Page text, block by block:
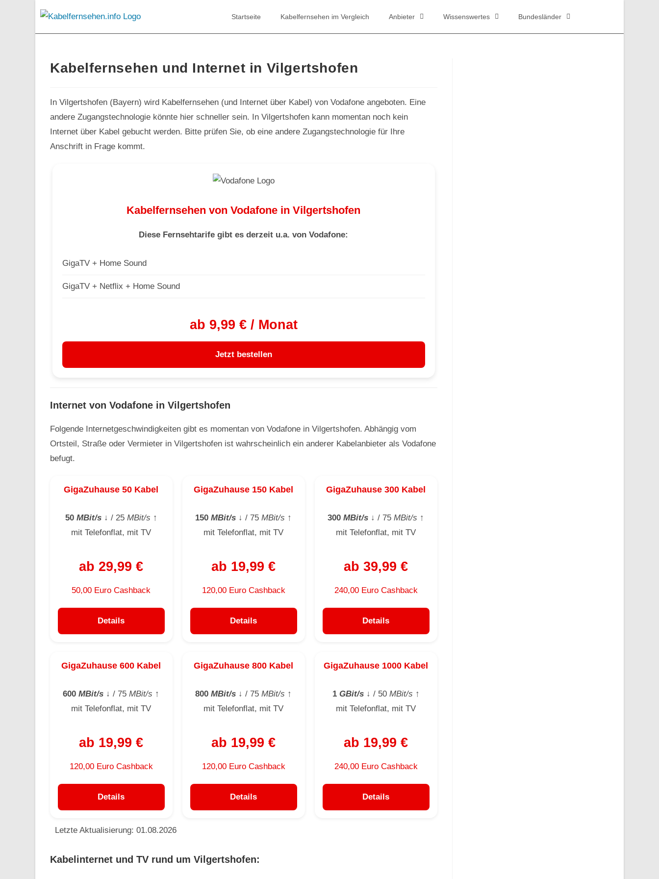
Startseite Kabelfernsehen im Vergleich Anbieter Wissenswertes Bundesländer
Kabelfernsehen und Internet in Vilgertshofen
In Vilgertshofen (Bayern) wird Kabelfernsehen (und Internet über Kabel) von Vodafone angeboten. Eine
andere Zugangstechnologie könnte hier schneller sein. In Vilgertshofen kann momentan noch kein
Internet über Kabel gebucht werden. Bitte prüfen Sie, ob eine andere Zugangstechnologie für Ihre
Anschrift in Frage kommt.
Kabelfernsehen von Vodafone in Vilgertshofen
Diese Fernsehtarife gibt es derzeit u.a. von Vodafone:
GigaTV + Home Sound
GigaTV + Netflix + Home Sound
ab 9,99 € / Monat
Jetzt bestellen
Internet von Vodafone in Vilgertshofen
Folgende Internetgeschwindigkeiten gibt es momentan von Vodafone in Vilgertshofen. Abhängig vom
Ortsteil, Straße oder Vermieter in Vilgertshofen ist wahrscheinlich ein anderer Kabelanbieter als Vodafone
befugt.
GigaZuhause 50 Kabel
50MBit/s↓ / 25MBit/s ↑
mit Telefonflat, mit TV
ab 29,99 €
50,00 Euro Cashback
Details
GigaZuhause 150 Kabel
150 MBit/s ↓ / 75 MBit/s ↑
mit Telefonflat, mit TV
ab 19,99 €
120,00 Euro Cashback
Details
GigaZuhause 300 Kabel
300 MBit/s ↓ / 75 MBit/s ↑
mit Telefonflat, mit TV
ab 39,99 €
240,00 Euro Cashback
Details
GigaZuhause 600 Kabel
600 MBit/s ↓ / 75 MBit/s ↑
mit Telefonflat, mit TV
ab 19,99 €
120,00 Euro Cashback
Details
GigaZuhause 800 Kabel
800 MBit/s ↓ / 75 MBit/s ↑
mit Telefonflat, mit TV
ab 19,99 €
120,00 Euro Cashback
Details
GigaZuhause 1000 Kabel
1GBit/s↓ / 50MBit/s ↑
mit Telefonflat, mit TV
ab 19,99 €
240,00 Euro Cashback
Details
Letzte Aktualisierung: 01.08.2026
Kabelinternet und TV rund um Vilgertshofen: